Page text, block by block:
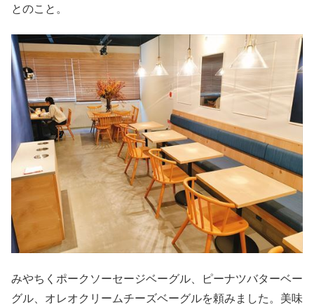
とのこと。
みやちくポークソーセージベーグル、ピーナツバターベー
グル、オレオクリームチーズベーグルを頼みました。美味